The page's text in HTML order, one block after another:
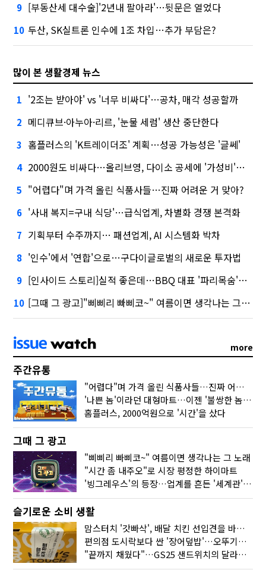
9 [부동산세 대수술]'2년내 팔아라'…뒷문은 열었다
10 두산, SK실트론 인수에 1조 차입…추가 부담은?
많이 본 생활경제 뉴스
1 '2조는 받아야' vs '너무 비싸다'…공차, 매각 성공할까
2 메디큐브·아누아·리르, '눈물 세럼' 생산 중단한다
3 홈플러스의 'K트레이더조' 계획…성공 가능성은 '글쎄'
4 2000원도 비싸다…올리브영, 다이소 공세에 '가성비'로 맞불
5 "어렵다"며 가격 올린 식품사들…진짜 어려운 거 맞아?
6 '사내 복지=구내 식당'…급식업계, 차별화 경쟁 본격화
7 기획부터 수주까지… 패션업계, AI 시스템화 박차
8 '인수'에서 '연합'으로…구다이글로벌의 새로운 투자법
9 [인사이드 스토리]실적 좋은데…BBQ 대표 '파리목숨'된 이유
10 [그때 그 광고]"삐삐리 빠삐코~" 여름이면 생각나는 그 노래
more
주간유통
"어렵다"며 가격 올린 식품사들…진짜 어려운 거 맞아?
'나쁜 놈'이라던 대형마트…이젠 '불쌍한 놈' 됐다
홈플러스, 2000억원으로 '시간'을 샀다
그때 그 광고
"삐삐리 빠삐코~" 여름이면 생각나는 그 노래
"시간 좀 내주오"로 시장 평정한 하이마트
'빙그레우스'의 등장…업계를 흔든 '세계관' 마케팅
슬기로운 소비 생활
맘스터치 '갓빠삭', 배달 치킨 선입견을 바꿨다
편의점 도시락보다 싼 '장어덮밥'…오뚜기가 해냈다
"끝까지 채웠다"…GS25 샌드위치의 달라진 '속'사정